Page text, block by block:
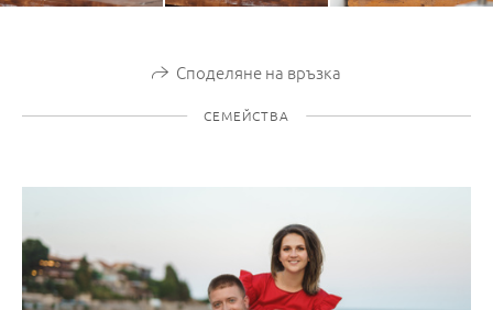
Споделяне на връзка
СЕМЕЙСТВА